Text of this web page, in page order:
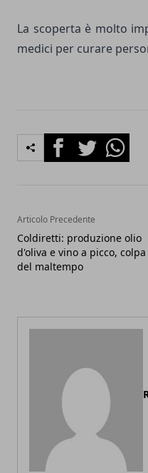
La scoperta è molto
medici per curare
FacebookTwitterWhatsapp
Articolo Precedente
Coldiretti: produzione olio
d'oliva e vino a picco, colpa
del maltempo